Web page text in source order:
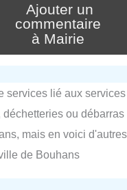
Ajouter un
commentaire
à Mairie
services lié aux
déchetteries ou débarras
mais en voici
de Bouhans